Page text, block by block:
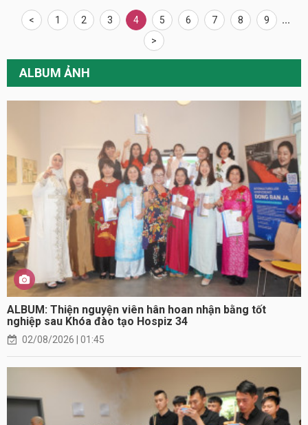
< 1 2 3 4 5 6 7 8 9
...
>
ALBUM ẢNH
ALBUM: Thiện nguyện viên hân hoan nhận bằng tốt
nghiệp sau Khóa đào tạo Hospiz 34
02/08/2026 | 01:45